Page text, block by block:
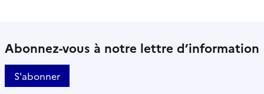
Abonnez-vous à notre lettre d’information
S'abonner